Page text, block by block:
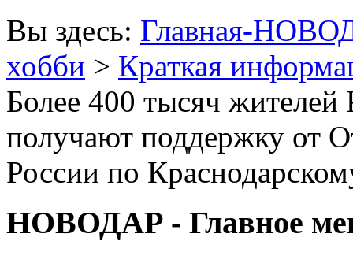
Вы здесь: Главная-
хобби > Краткая
Более 400 тысяч
получают поддержку от
России по
НОВОДАР - Главное